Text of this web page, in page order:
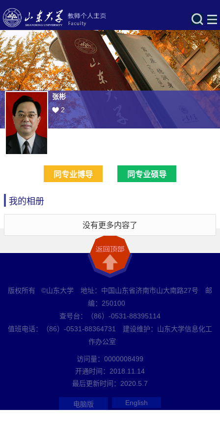
张彬
2
同专业博导 同专业硕导
我的相册
没有更多内容了
版权所有 ©山东大学 地址：中国山东省济南市山大南路27号 邮
编：250100
查号台：（86）-0531-88395114
值班电话：（86）-0531-88364731 建设维护：山东大学信息化工
作办公室
访问量： 0000008499
开通时间： 2018 11 14
最后更新时间： 2020 5 7
电脑版 English